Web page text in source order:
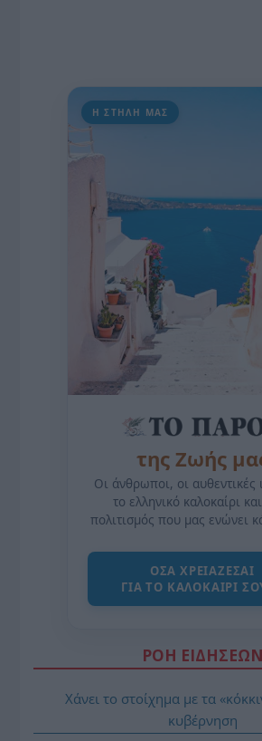
Η ΣΤΗΛΗ ΜΑΣ
της Ζωής
Οι άνθρωποι, οι αυθεντικές
το ελληνικό καλοκαίρι
πολιτισμός που μας ενώνει
ΌΣΑ ΧΡΕΙΆΖΕΣΑΙ
ΓΙΑ ΤΟ ΚΑΛΟΚΑΊΡΙ
ΡΟΗ ΕΙΔΗΣΕΩΝ
Χάνει το στοίχημα με τα
κυβέρνηση